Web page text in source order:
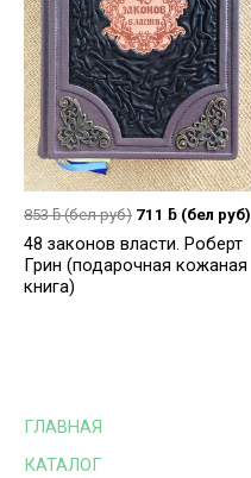
ГЛАВНАЯ
КАТАЛОГ
853ƃ(бел руб) 711 ƃ (бел руб)
48 законов власти. Роберт
Грин (подарочная кожаная
книга)